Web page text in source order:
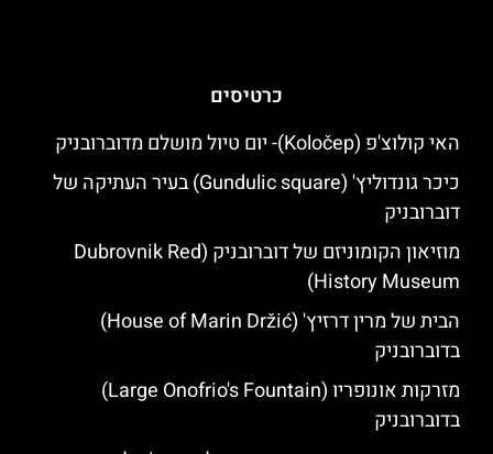
כרטיסים
האי קולוצ'פ (Koločep)- יום טיול מושלם מדוברובניק
כיכר גונדוליץ' (Gundulic square) בעיר העתיקה של
דוברובניק
מוזיאון הקומוניזם של דוברובניק (Dubrovnik Red
History Museum)
הבית של מרין דרזיץ' (House of Marin Držić)
בדוברובניק
מזרקות אונופריו (Large Onofrio's Fountain)
בדוברובניק